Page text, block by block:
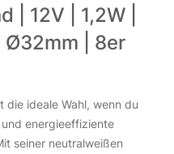
| 12V | 1,2W |
Ø32mm | 8er
die ideale Wahl, wenn du
energieeffiziente
seiner neutralweißen